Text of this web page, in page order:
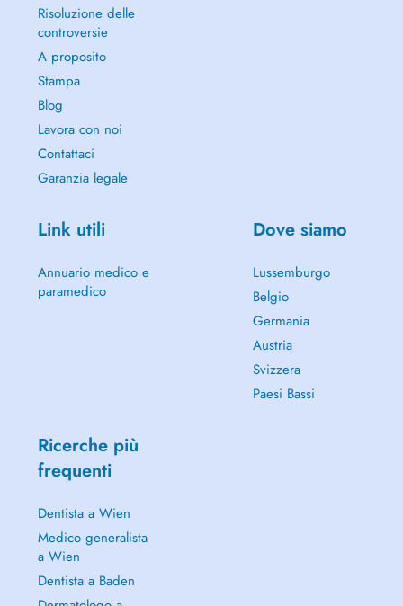
Risoluzione delle
controversie
A proposito
Stampa
Blog
Lavora con noi
Contattaci
Garanzia legale
Link utili
Annuario medico e
paramedico
Dove siamo
Lussemburgo
Belgio
Germania
Austria
Svizzera
Paesi Bassi
Ricerche più
frequenti
Dentista a Wien
Medico generalista
a Wien
Dentista a Baden